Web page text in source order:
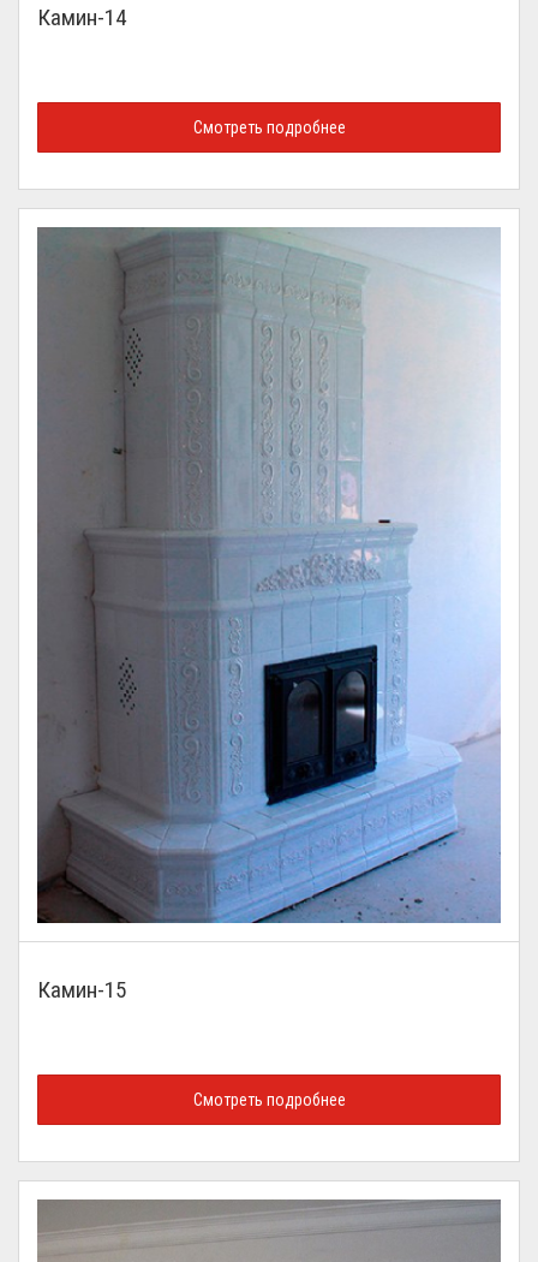
Камин-14
Смотреть подробнее
Камин-15
Смотреть подробнее